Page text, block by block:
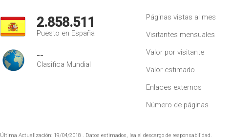
2.858.511
Puesto en España
--
Clasifica Mundial
Páginas vistas al mes
Visitantes mensuales
Valor por visitante
Valor estimado
Enlaces externos
Número de páginas
Última Actualización: 19/04/2018 . Datos estimados, lea el descargo de responsabilidad.